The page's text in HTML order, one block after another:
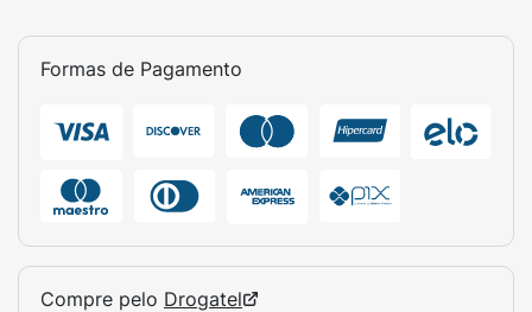
Formas de Pagamento
Compre pelo Drogatel